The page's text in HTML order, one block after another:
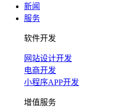
新闻
服务
软件开发
网站设计开发
电商开发
小程序APP开发
增值服务